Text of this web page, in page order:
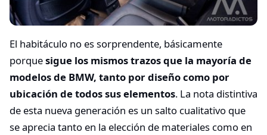
El habitáculo no es sorprendente, básicamente
porquesigue los mismos trazos que la mayoría de
modelos de BMW, tanto por diseño como por
ubicación de todos sus elementos. La nota distintiva
de esta nueva generación es un salto cualitativo que
se aprecia tanto en la elección de materiales como en